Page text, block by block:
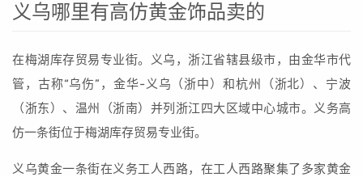
义乌哪里有高仿黄金饰品卖的
在梅湖库存贸易专业街。义乌，浙江省辖县级市，由金华市代
管，古称“乌伤”，金华-义乌（浙中）和杭州（浙北）、宁波
（浙东）、温州（浙南）并列浙江四大区域中心城市。义务高
仿一条街位于梅湖库存贸易专业街。
义乌黄金一条街在义务工人西路，在工人西路聚集了多家黄金